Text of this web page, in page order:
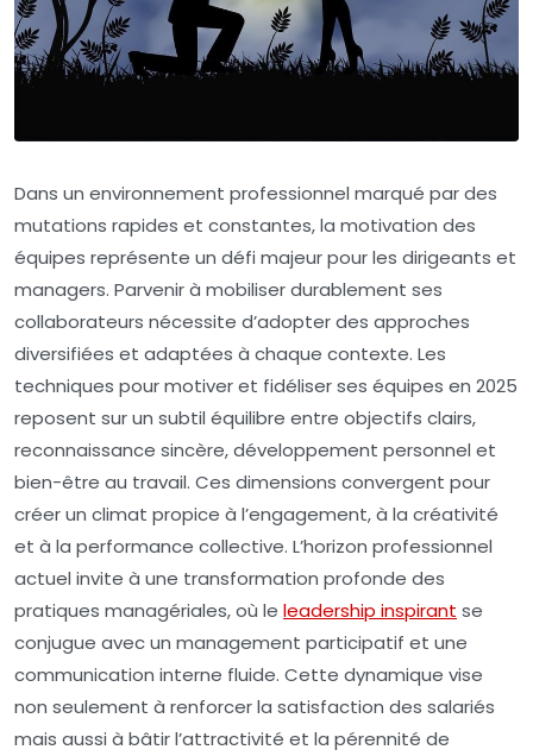
Dans un environnement professionnel marqué par des
mutations rapides et constantes, la motivation des
équipes représente un défi majeur pour les dirigeants et
managers. Parvenir à mobiliser durablement ses
collaborateurs nécessite d’adopter des approches
diversifiées et adaptées à chaque contexte. Les
techniques pour motiver et fidéliser ses équipes en 2025
reposent sur un subtil équilibre entre objectifs clairs,
reconnaissance sincère, développement personnel et
bien-être au travail. Ces dimensions convergent pour
créer un climat propice à l’engagement, à la créativité
et à la performance collective. L’horizon professionnel
actuel invite à une transformation profonde des
pratiques managériales, où le leadership inspirant se
conjugue avec un management participatif et une
communication interne fluide. Cette dynamique vise
non seulement à renforcer la satisfaction des salariés
mais aussi à bâtir l’attractivité et la pérennité de